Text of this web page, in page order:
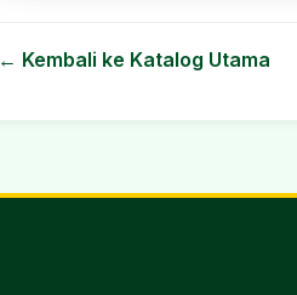
← Kembali ke Katalog Utama